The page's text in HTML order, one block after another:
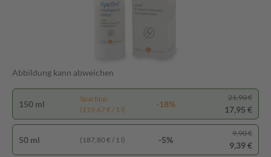
Abbildung kann abweichen
150 ml
Spartipp
(119,67 € / 1 l)
-18%
21,90 €
17,95 €
50 ml (187,80 € / 1 l) -5%
9,90 €
9,39 €